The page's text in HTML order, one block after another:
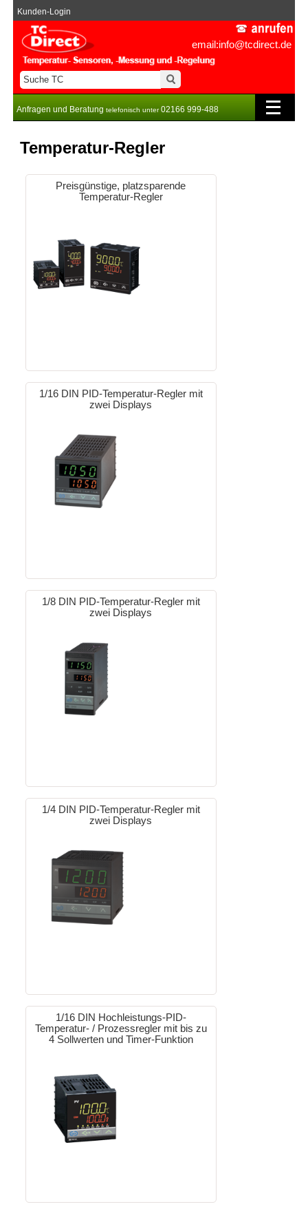
email:info@tcdirect.de
Kunden-Login
Anfragen und Beratung telefonisch unter02166 999-488
Temperatur-Regler
Preisgünstige, platzsparende
Temperatur-Regler
1/16 DIN PID-Temperatur-Regler mit
zwei Displays
1/8 DIN PID-Temperatur-Regler mit
zwei Displays
1/4 DIN PID-Temperatur-Regler mit
zwei Displays
1/16 DIN Hochleistungs-PID-
Temperatur- / Prozessregler mit bis zu
4 Sollwerten und Timer-Funktion